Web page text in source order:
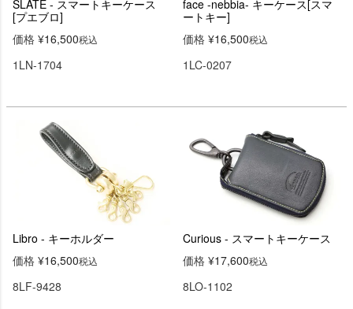
SLATE - スマートキーケース
[プエブロ]
価格 ¥16,500税込
1LN-1704
face -nebbia- キーケース[スマ
ートキー]
価格 ¥16,500税込
1LC-0207
Libro - キーホルダー
価格 ¥16,500税込
8LF-9428
Curious - スマートキーケース
価格 ¥17,600税込
8LO-1102